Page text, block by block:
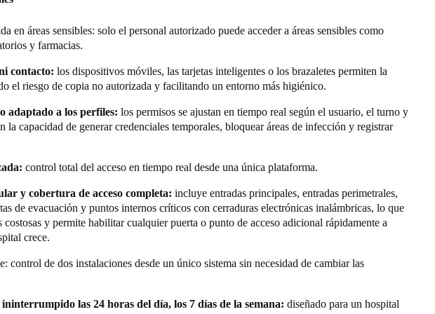
operativa y la seguridad en un entorno con actividad 24/7. Además, posibilita la configuración de
para trabajadores, investigadores, visitantes y servicios auxiliares, asegurando una gestión más
de gestionar dos instalaciones en ubicaciones diferentes desde el mismo sistema, sin necesidad
la operativa diaria y la experiencia de uso.
electrónicas, lectores, cilindros y dispositivos en puntos clave como los accesos principales, los
sistemas de seguridad. El sistema permite controlar todas las áreas —consultas, quirófanos,
MiKS asegura un entorno protegido en áreas críticas como los quirófanos, los laboratorios y
facilita el tránsito seguro y ágil de pacientes, personal sanitario e investigadores.
en áreas sensibles: solo el personal autorizado puede acceder a áreas sensibles como
y farmacias.
contacto: los dispositivos móviles, las tarjetas inteligentes o los brazaletes permiten la
el riesgo de copia no autorizada y facilitando un entorno más higiénico.
adaptado a los perfiles: los permisos se ajustan en tiempo real según el usuario, el turno y
la capacidad de generar credenciales temporales, bloquear áreas de infección y registrar
control total del acceso en tiempo real desde una única plataforma.
y cobertura de acceso completa: incluye entradas principales, entradas perimetrales,
de evacuación y puntos internos críticos con cerraduras electrónicas inalámbricas, lo que
costosas y permite habilitar cualquier puerta o punto de acceso adicional rápidamente a
crece.
control de dos instalaciones desde un único sistema sin necesidad de cambiar las
las 24 horas del día, los 7 días de la semana: diseñado para un hospital